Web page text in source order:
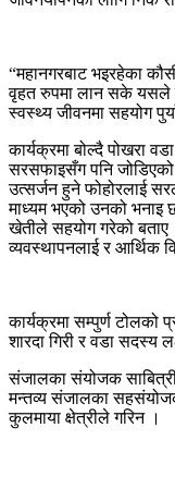
“महानगरबाट भइरहेका
वृहत रुपमा लान सके यसले
स्वस्थ्य जीवनमा सहयोग
कार्यक्रमा बोल्दै पोखरा
सरसफाइसँग पनि
उत्सर्जन हुने फोहोरलाई
माध्यम भएको उनको भनाइ
खेतीले सहयोग गरेको बताए
व्यवस्थापनलाई र आर्थिक
कार्यक्रमा सम्पुर्ण टोलको
शारदा गिरी र वडा सदस्य
संजालका संयोजक साबित्री
मन्तव्य संजालका
कुलमाया क्षेत्रीले गरिन ।